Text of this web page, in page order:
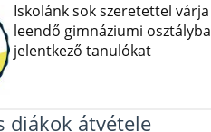
Iskolánk sok szeretettel várja
leendő gimnáziumi osztályba
jelentkező tanulókat
diákok átvétele